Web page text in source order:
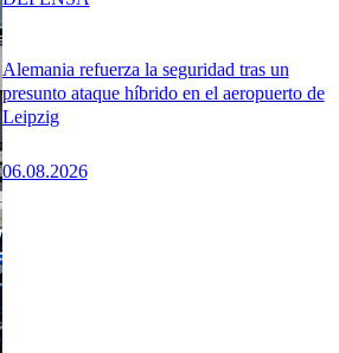
Alemania refuerza la seguridad tras un
presunto ataque híbrido en el aeropuerto de
Leipzig
06.08.2026